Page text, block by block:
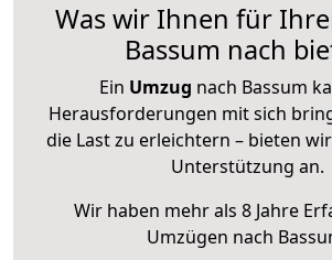
Was wir Ihnen für
Bassum nach
Ein Umzug nach Bassum
Herausforderungen mit sich
die Last zu erleichtern – bieten
Unterstützung an.
Wir haben mehr als 8 Jahre
Umzügen nach